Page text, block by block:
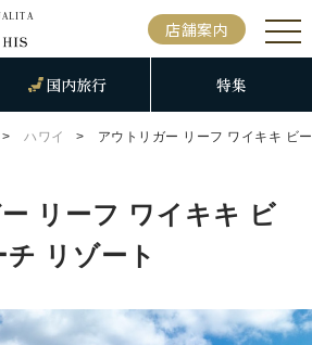
店舗案内
国内旅行 特集
ハワイ アウトリガー リーフ ワイキキ ビ
リーフ ワイキキ ビ
チ リゾート